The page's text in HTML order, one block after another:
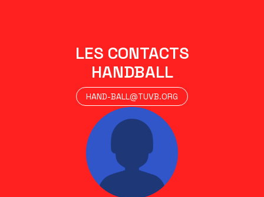
LES CONTACTS
HANDBALL
HAND-BALL@TUVB.ORG